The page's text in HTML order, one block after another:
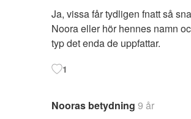
Ja, vissa får tydligen fnatt så
Noora eller hör hennes namn
typ det enda de uppfattar.
1
Nooras betydning 9 år